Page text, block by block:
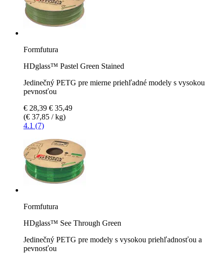
Formfutura
HDglass™ Pastel Green Stained
Jedinečný PETG pre mierne priehľadné modely s vysokou
pevnosťou
€ 28,39 € 35,49
(€ 37,85 / kg)
4.1 (7)
Formfutura
HDglass™ See Through Green
Jedinečný PETG pre modely s vysokou priehľadnosťou a
pevnosťou